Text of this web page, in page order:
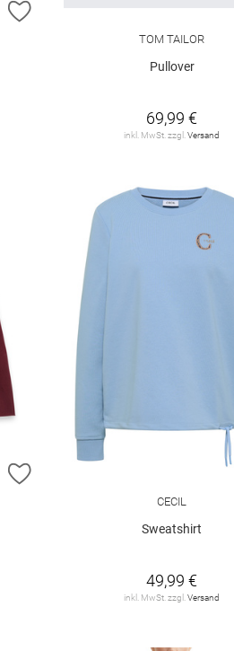
ZUR WUNSCHLISTE HINZUFÜGEN
TOM TAILOR
Pullover
69,99 €
inkl. MwSt. zzgl.Versand
ZUR WUNSCHLISTE HINZUFÜGEN
CECIL
Sweatshirt
49,99 €
inkl. MwSt. zzgl.Versand